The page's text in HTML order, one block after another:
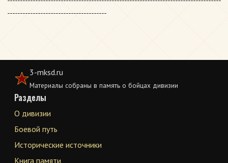
---------------------------------------
3-mksd.ru
Материалы собраны в память о бойцах дивизии
Разделы
О дивизии
Боевой путь
Исторические источники
Книга памяти